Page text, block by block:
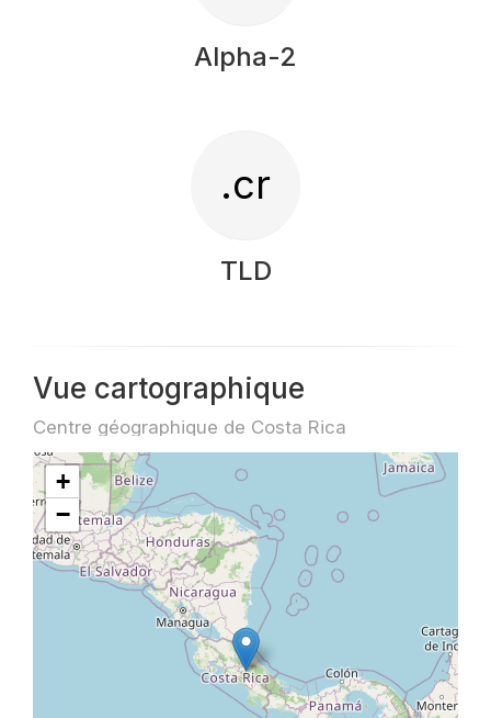
Alpha-2
.cr
TLD
Vue cartographique
Centre géographique de Costa Rica
+
−